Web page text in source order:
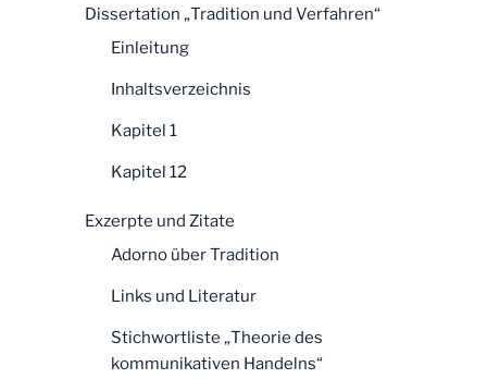
Dissertation „Tradition und Verfahren“
Einleitung
Inhaltsverzeichnis
Kapitel 1
Kapitel 12
Exzerpte und Zitate
Adorno über Tradition
Links und Literatur
Stichwortliste „Theorie des
kommunikativen Handelns“